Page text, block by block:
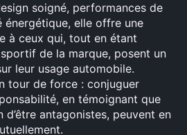
soigné, performances de
elle offre une
à ceux qui, tout en étant
de la marque, posent un
leur usage automobile.
tour de force : conjuguer
en témoignant que
d’être antagonistes, peuvent en